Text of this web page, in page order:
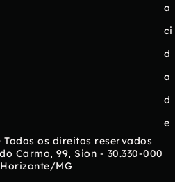
a
ci
d
a
d
e
Todos os direitos reservados
Carmo, 99, Sion - 30.330-000
MG